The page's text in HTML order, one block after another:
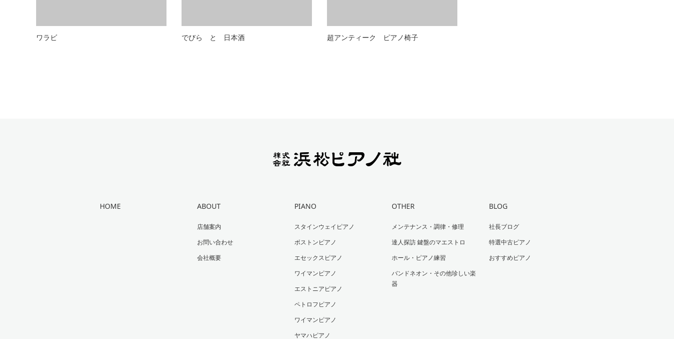
ワラビ でびら と 日本酒 超アンティーク ピアノ椅子
HOME ABOUT
店舗案内
お問い合わせ
会社概要
PIANO
スタインウェイピアノ
ボストンピアノ
エセックスピアノ
ワイマンピアノ
エストニアピアノ
ペトロフピアノ
ワイマンピアノ
ヤマハピアノ
OTHER
メンテナンス・調律・修理
達人探訪 鍵盤のマエストロ
ホール・ピアノ練習
バンドネオン・その他珍しい楽
器
BLOG
社長ブログ
特選中古ピアノ
おすすめピアノ